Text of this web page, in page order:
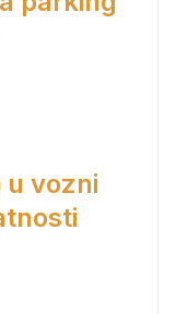
vozni